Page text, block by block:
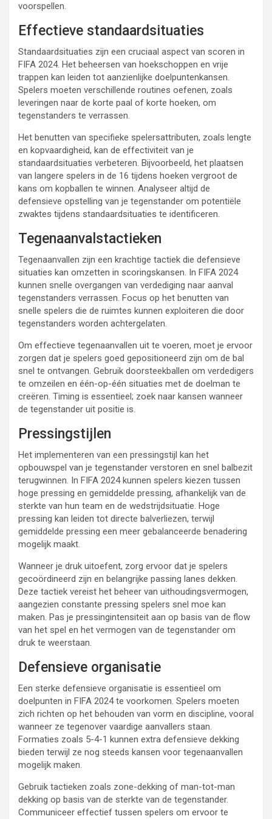
voorspellen.
Effectieve standaardsituaties
Standaardsituaties zijn een cruciaal aspect van scoren in
FIFA 2024. Het beheersen van hoekschoppen en vrije
trappen kan leiden tot aanzienlijke doelpuntenkansen.
Spelers moeten verschillende routines oefenen, zoals
leveringen naar de korte paal of korte hoeken, om
tegenstanders te verrassen.
Het benutten van specifieke spelersattributen, zoals lengte
en kopvaardigheid, kan de effectiviteit van je
standaardsituaties verbeteren. Bijvoorbeeld, het plaatsen
van langere spelers in de 16 tijdens hoeken vergroot de
kans om kopballen te winnen. Analyseer altijd de
defensieve opstelling van je tegenstander om potentiële
zwaktes tijdens standaardsituaties te identificeren.
Tegenaanvalstactieken
Tegenaanvallen zijn een krachtige tactiek die defensieve
situaties kan omzetten in scoringskansen. In FIFA 2024
kunnen snelle overgangen van verdediging naar aanval
tegenstanders verrassen. Focus op het benutten van
snelle spelers die de ruimtes kunnen exploiteren die door
tegenstanders worden achtergelaten.
Om effectieve tegenaanvallen uit te voeren, moet je ervoor
zorgen dat je spelers goed gepositioneerd zijn om de bal
snel te ontvangen. Gebruik doorsteekballen om verdedigers
te omzeilen en één-op-één situaties met de doelman te
creëren. Timing is essentieel; zoek naar kansen wanneer
de tegenstander uit positie is.
Pressingstijlen
Het implementeren van een pressingstijl kan het
opbouwspel van je tegenstander verstoren en snel balbezit
terugwinnen. In FIFA 2024 kunnen spelers kiezen tussen
hoge pressing en gemiddelde pressing, afhankelijk van de
sterkte van hun team en de wedstrijdsituatie. Hoge
pressing kan leiden tot directe balverliezen, terwijl
gemiddelde pressing een meer gebalanceerde benadering
mogelijk maakt.
Wanneer je druk uitoefent, zorg ervoor dat je spelers
gecoördineerd zijn en belangrijke passing lanes dekken.
Deze tactiek vereist het beheer van uithoudingsvermogen,
aangezien constante pressing spelers snel moe kan
maken. Pas je pressingintensiteit aan op basis van de flow
van het spel en het vermogen van de tegenstander om
druk te weerstaan.
Defensieve organisatie
Een sterke defensieve organisatie is essentieel om
doelpunten in FIFA 2024 te voorkomen. Spelers moeten
zich richten op het behouden van vorm en discipline, vooral
wanneer ze tegenover vaardige aanvallers staan.
Formaties zoals 5-4-1 kunnen extra defensieve dekking
bieden terwijl ze nog steeds kansen voor tegenaanvallen
mogelijk maken.
Gebruik tactieken zoals zone-dekking of man-tot-man
dekking op basis van de sterkte van de tegenstander.
Communiceer effectief tussen spelers om ervoor te